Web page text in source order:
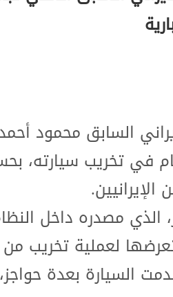
السابق محمود
في تخريب سيارته،
الإيرانيين.
الذي مصدره داخل
لعملية تخريب
السيارة بعدة